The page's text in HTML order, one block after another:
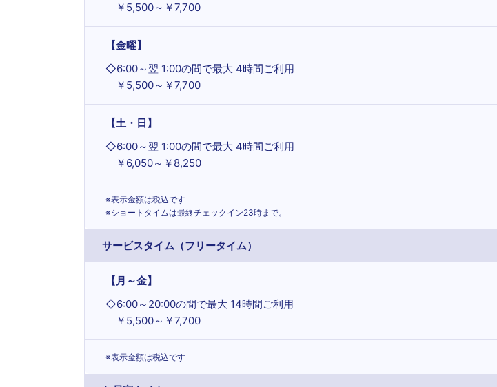
￥5,500～￥7,700
【金曜】
◇6:00～翌 1:00の間で最大 4時間ご利用
￥5,500～￥7,700
【土・日】
◇6:00～翌 1:00の間で最大 4時間ご利用
￥6,050～￥8,250
※表示金額は税込です
※ショートタイムは最終チェックイン23時まで。
サービスタイム（フリータイム）
【月～金】
◇6:00～20:00の間で最大 14時間ご利用
￥5,500～￥7,700
※表示金額は税込です